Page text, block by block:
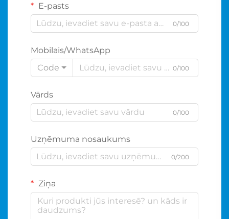
E-pasts
0/100
Mobilais/WhatsApp
Code
0/100
Vārds
0/100
Uzņēmuma nosaukums
0/200
Ziņa